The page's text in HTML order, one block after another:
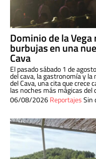
Dominio de la
burbujas en una
Cava
El pasado sábado 1 de
del cava, la gastronomía y la
del Cava, una cita que crece
las noches más mágicas
06/08/2026ReportajesSin